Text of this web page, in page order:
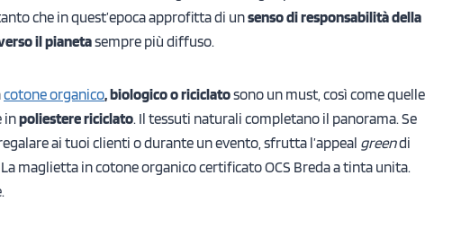
che in quest’epoca approfitta di unsenso di responsabilità della
il pianetasempre più diffuso.
cotone organico, biologico o riciclatosono un must, così come quelle
inpoliestere riciclato. Il tessuti naturali completano il panorama. Se
ai tuoi clienti o durante un evento, sfrutta l’appeal greendi
maglietta in cotone organico certificato OCS Breda a tinta unita.